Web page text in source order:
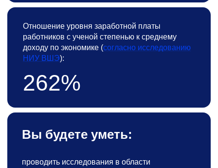
Отношение уровня заработной платы
работников с ученой степенью к среднему
доходу по экономике (согласно исследованию
НИУ ВШЭ):
262%
Вы будете уметь:
проводить исследования в области